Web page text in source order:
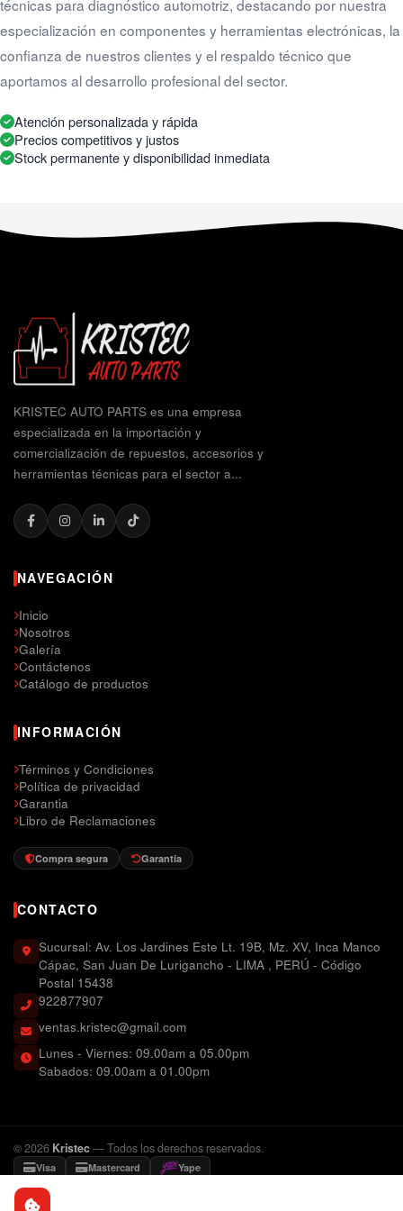
técnicas para diagnóstico automotriz, destacando por nuestra
especialización en componentes y herramientas electrónicas, la
confianza de nuestros clientes y el respaldo técnico que
aportamos al desarrollo profesional del sector.
Atención personalizada y rápida
Precios competitivos y justos
Stock permanente y disponibilidad inmediata
KRISTEC AUTO PARTS es una empresa
especializada en la importación y
comercialización de repuestos, accesorios y
herramientas técnicas para el sector a...
NAVEGACIÓN
Inicio
Nosotros
Galería
Contáctenos
Catálogo de productos
INFORMACIÓN
Términos y Condiciones
Política de privacidad
Garantia
Libro de Reclamaciones
Compra segura Garantía
CONTACTO
Sucursal: Av. Los Jardines Este Lt. 19B, Mz. XV, Inca Manco
Cápac, San Juan De Lurigancho - LIMA , PERÚ - Código
Postal 15438
922877907
ventas.kristec@gmail.com
Lunes - Viernes: 09.00am a 05.00pm
Sabados: 09.00am a 01.00pm
© 2026 Kristec— Todos los derechos reservados.
Visa Mastercard Yape